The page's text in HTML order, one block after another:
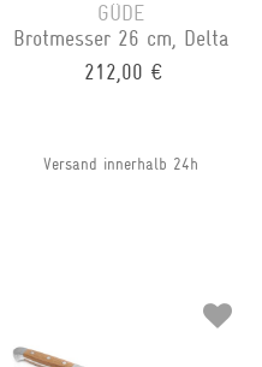
GÜDE
Brotmesser 26 cm, Delta
212,00 €
Versand innerhalb 24h